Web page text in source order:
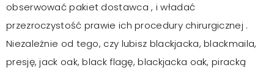
obserwować pakiet dostawca , i władać
przezroczystość prawie ich procedury chirurgicznej .
Niezależnie od tego, czy lubisz blackjacka, blackmaila,
presję, jack oak, black flagę, blackjacka oak, piracką